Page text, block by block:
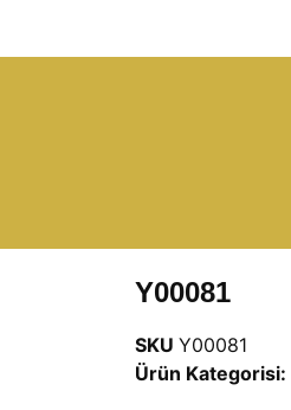
Y00081
SKU Y00081
Ürün Kategorisi: